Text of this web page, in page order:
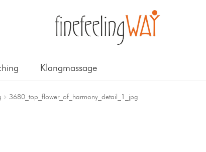
Klangmassage
3680_top_flower_of_harmony_detail_1_jpg